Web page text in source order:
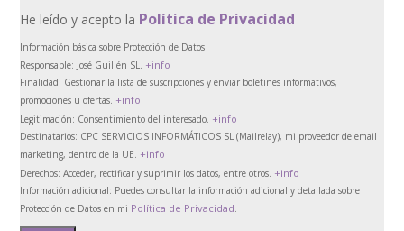
He leído y acepto la Política de Privacidad
Información básica sobre Protección de Datos
Responsable: José Guillén SL. +info
Finalidad: Gestionar la lista de suscripciones y enviar boletines informativos,
promociones u ofertas. +info
Legitimación: Consentimiento del interesado. +info
Destinatarios: CPC SERVICIOS INFORMÁTICOS SL (Mailrelay), mi proveedor de email
marketing, dentro de la UE. +info
Derechos: Acceder, rectificar y suprimir los datos, entre otros. +info
Información adicional: Puedes consultar la información adicional y detallada sobre
Protección de Datos en mi Política de Privacidad.